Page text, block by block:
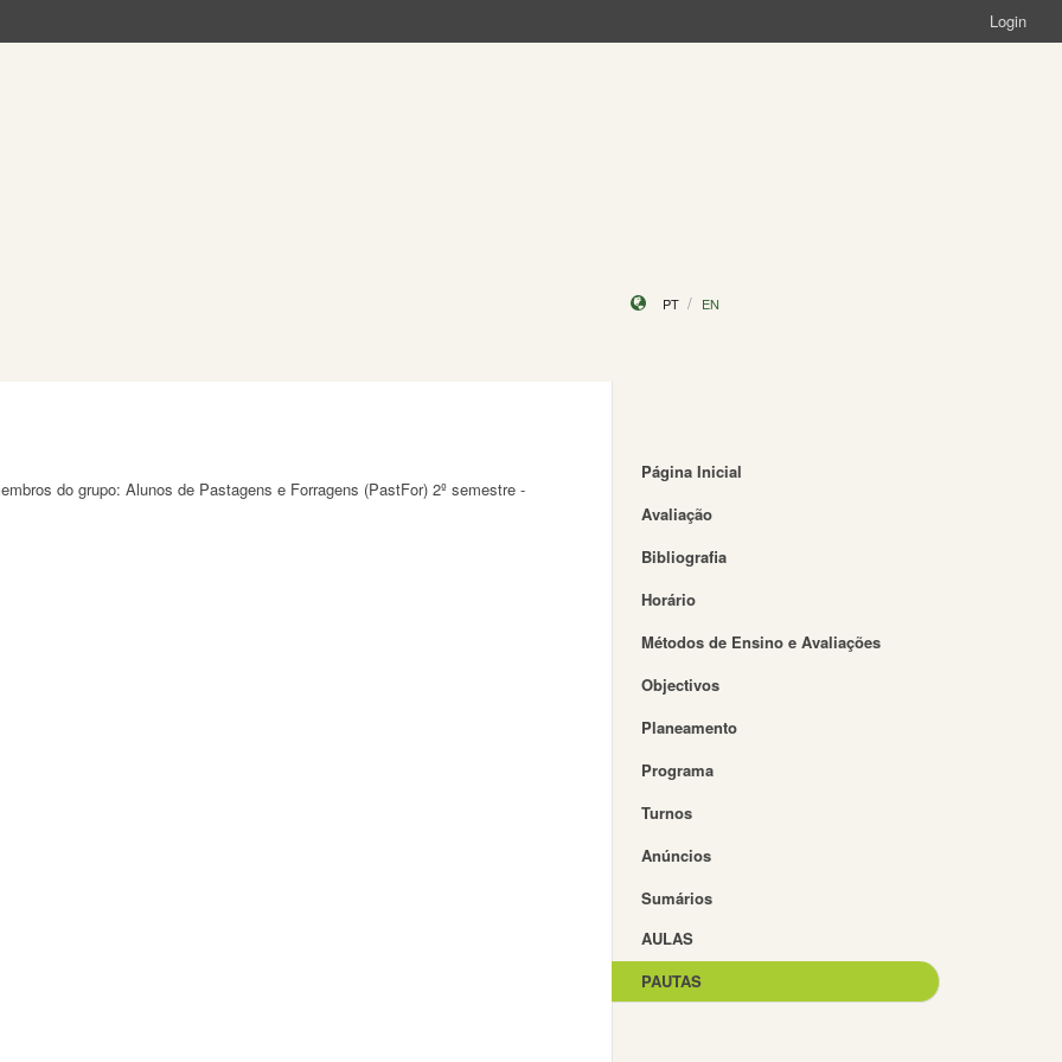
Login
PT EN
do grupo: Alunos de Pastagens e Forragens (PastFor) 2º semestre -
Página Inicial
Avaliação
Bibliografia
Horário
Métodos de Ensino e Avaliações
Objectivos
Planeamento
Programa
Turnos
Anúncios
Sumários
AULAS
PAUTAS